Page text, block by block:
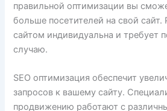
правильной оптимизации вы
больше посетителей на свой
сайтом индивидуальна и требует
случаю.
SEO оптимизация обеспечит
запросов к вашему сайту.
продвижению работают с